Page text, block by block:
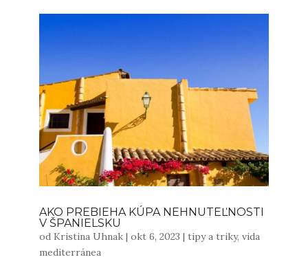
AKO PREBIEHA KÚPA NEHNUTEĽNOSTI
V ŠPANIELSKU
od Kristina Uhnak| okt 6, 2023 | tipy a triky, vida
mediterránea